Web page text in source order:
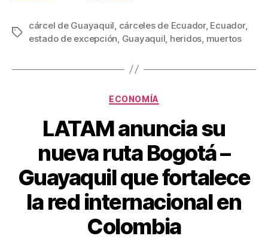
c
e
b
tt
er
ail er
e
st
m
p
ar
Etiquetas
cárcel de Guayaquil, cárceles de Ecuador, Ecuador,
estado de excepción, Guayaquil, heridos, muertos
Categorías
ECONOMÍA
LATAM anuncia su
nueva ruta Bogotá –
Guayaquil que fortalece
la red internacional en
Colombia